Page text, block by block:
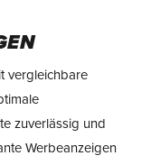
vergleichbare
zuverlässig und
Werbeanzeigen